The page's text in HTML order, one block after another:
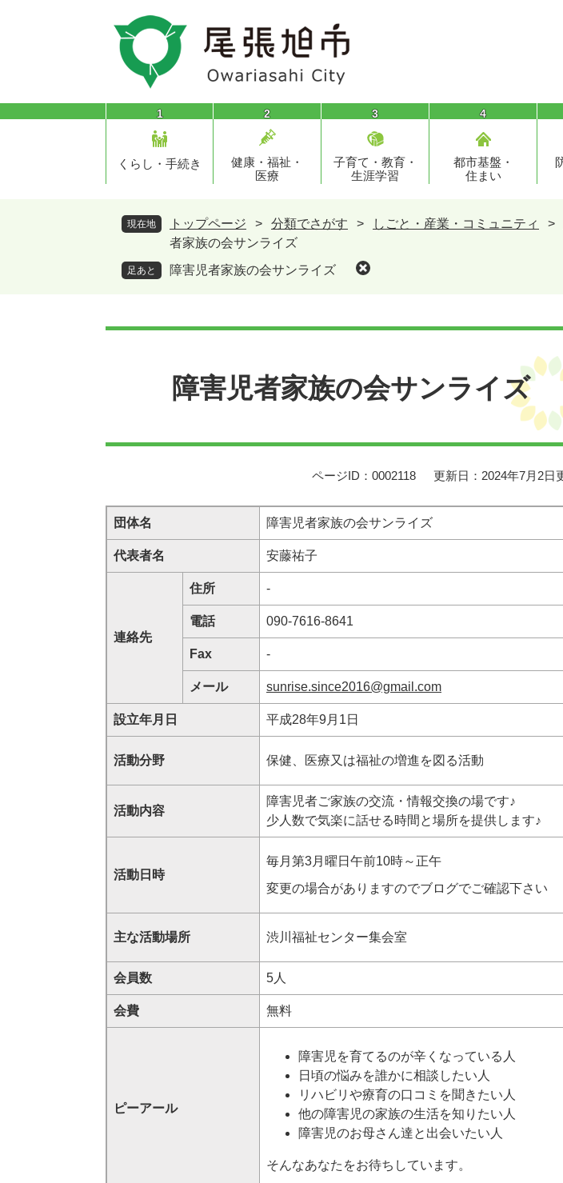
頭
飛
1
くらし・手続き
2
健康・福祉・
医療
3
子育て・教育・
生涯学習
4
都市基盤・
住まい
現在地 トップページ > 分類でさがす > しごと・産業・コミュニティ >
者家族の会サンライズ
足あと 障害児者家族の会サンライズ
障害児者家族の会サンライズ
ページID：0002118 更新日：2024年7月2日
団体名 障害児者家族の会サンライズ
代表者名 安藤祐子
連絡先
住所 -
電話 090-7616-8641
Fax -
メール sunrise.since2016@gmail.com
設立年月日 平成28年9月1日
活動分野 保健、医療又は福祉の増進を図る活動
活動内容
障害児者ご家族の交流・情報交換の場です♪
少人数で気楽に話せる時間と場所を提供します♪
活動日時
毎月第3月曜日午前10時～正午
変更の場合がありますのでブログでご確認下さい
主な活動場所 渋川福祉センター集会室
会員数 5人
会費 無料
ピーアール
障害児を育てるのが辛くなっている人
日頃の悩みを誰かに相談したい人
リハビリや療育の口コミを聞きたい人
他の障害児の家族の生活を知りたい人
障害児のお母さん達と出会いたい人
そんなあなたをお待ちしています。